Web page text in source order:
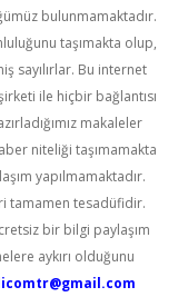
bulunmamaktadır.
taşımakta olup,
sayılırlar. Bu internet
ile hiçbir bağlantısı
makaleler
niteliği taşımamakta
yapılmamaktadır.
tamamen tesadüfidir.
bir bilgi paylaşım
aykırı olduğunu